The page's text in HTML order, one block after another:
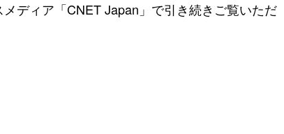
ディア「CNET Japan」で引き続きご覧いただ